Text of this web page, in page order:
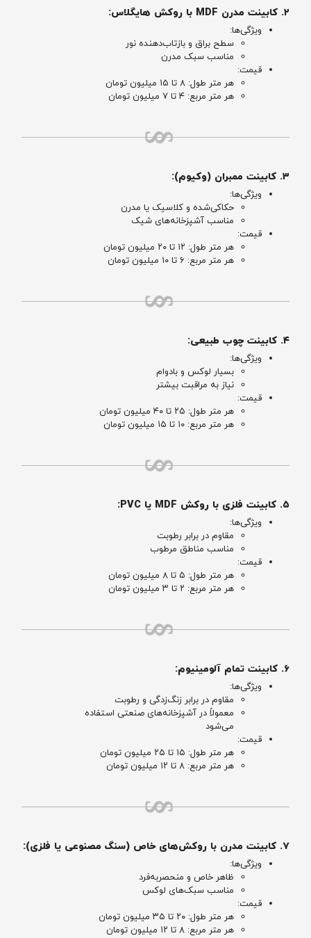
۲. کابینت مدرن MDF با روکش هایگلاس:
ویژگی‌ها:
سطح براق و بازتاب‌دهنده نور
مناسب سبک مدرن
قیمت:
هر متر طول: ۸ تا ۱۵ میلیون تومان
هر متر مربع: ۴ تا ۷ میلیون تومان
۳. کابینت ممبران (وکیوم):
ویژگی‌ها:
حکاکی‌شده و کلاسیک یا مدرن
مناسب آشپزخانه‌های شیک
قیمت:
هر متر طول: ۱۲ تا ۲۰ میلیون تومان
هر متر مربع: ۶ تا ۱۰ میلیون تومان
۴. کابینت چوب طبیعی:
ویژگی‌ها:
بسیار لوکس و بادوام
نیاز به مراقبت بیشتر
قیمت:
هر متر طول: ۲۵ تا ۴۰ میلیون تومان
هر متر مربع: ۱۰ تا ۱۵ میلیون تومان
۵. کابینت فلزی با روکش MDF یا PVC:
ویژگی‌ها:
مقاوم در برابر رطوبت
مناسب مناطق مرطوب
قیمت:
هر متر طول: ۵ تا ۸ میلیون تومان
هر متر مربع: ۲ تا ۳ میلیون تومان
۶. کابینت تمام آلومینیوم:
ویژگی‌ها:
مقاوم در برابر زنگ‌زدگی و رطوبت
معمولاً در آشپزخانه‌های صنعتی استفاده
می‌شود
قیمت:
هر متر طول: ۱۵ تا ۲۵ میلیون تومان
هر متر مربع: ۸ تا ۱۲ میلیون تومان
۷. کابینت مدرن با روکش‌های خاص (سنگ مصنوعی یا فلزی):
ویژگی‌ها:
ظاهر خاص و منحصر‌به‌فرد
مناسب سبک‌های لوکس
قیمت:
هر متر طول: ۲۰ تا ۳۵ میلیون تومان
هر متر مربع: ۸ تا ۱۲ میلیون تومان